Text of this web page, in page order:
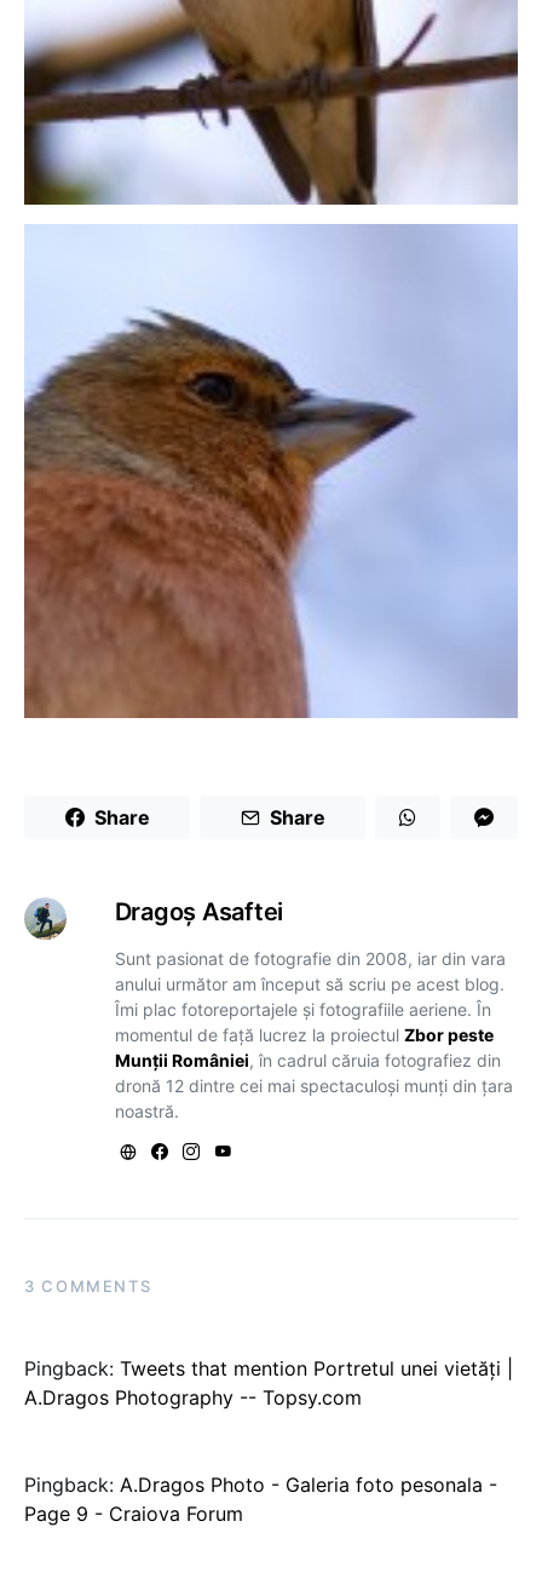
Share Share
Dragoş Asaftei
Sunt pasionat de fotografie din 2008, iar din vara
anului următor am început să scriu pe acest blog.
Îmi plac fotoreportajele și fotografiile aeriene. În
momentul de față lucrez la proiectul Zbor peste
Munții României, în cadrul căruia fotografiez din
dronă 12 dintre cei mai spectaculoși munți din țara
noastră.
3 COMMENTS
Pingback: Tweets that mention Portretul unei vietăţi |
A.Dragos Photography -- Topsy.com
Pingback: A.Dragos Photo - Galeria foto pesonala -
Page 9 - Craiova Forum